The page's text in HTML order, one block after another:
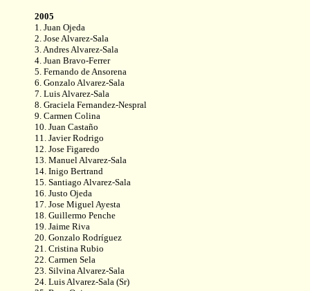
2005
1. Juan Ojeda
2. Jose Alvarez-Sala
3. Andres Alvarez-Sala
4. Juan Bravo-Ferrer
5. Fernando de Ansorena
6. Gonzalo Alvarez-Sala
7. Luis Alvarez-Sala
8. Graciela Fernandez-Nespral
9. Carmen Colina
10. Juan Castaño
11. Javier Rodrigo
12. Jose Figaredo
13. Manuel Alvarez-Sala
14. Inigo Bertrand
15. Santiago Alvarez-Sala
16. Justo Ojeda
17. Jose Miguel Ayesta
18. Guillermo Penche
19. Jaime Riva
20. Gonzalo Rodríguez
21. Cristina Rubio
22. Carmen Sela
23. Silvina Alvarez-Sala
24. Luis Alvarez-Sala (Sr)